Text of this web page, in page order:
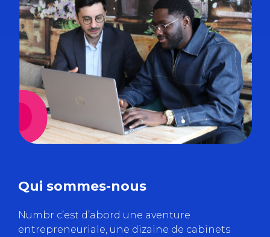
Qui sommes-nous
Numbr c’est d’abord une aventure
entrepreneuriale, une dizaine de cabinets